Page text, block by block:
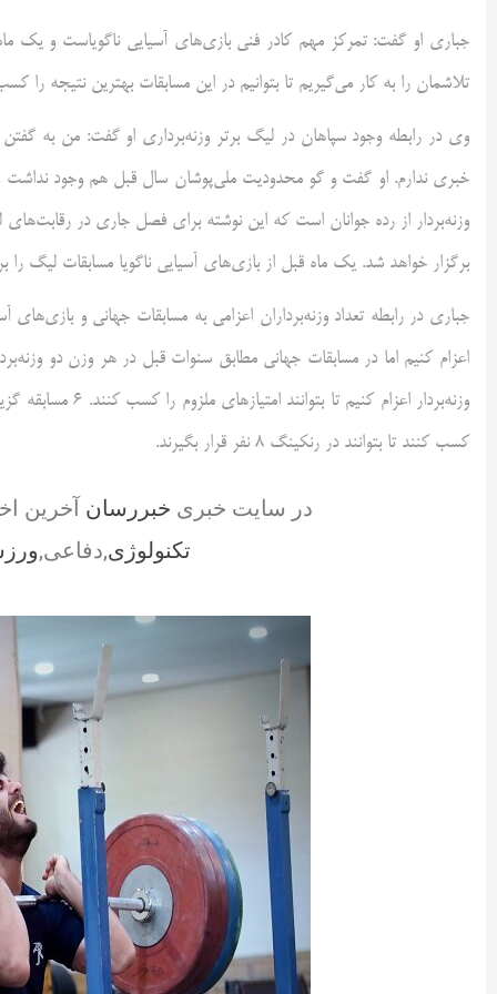
جباری او گفت: تمرکز مهم کادر فنی بازی‌های آسیایی ناگویاست و
تلاشمان را به کار می‌گیریم تا بتوانیم در این مسابقات بهترین نتیجه را
وی در رابطه وجود سپاهان در لیگ برتر وزنه‌برداری او گفت: من به
خبری ندارم. او گفت و گو محدودیت ملی‌پوشان سال قبل هم وجود نداشت
وزنه‌بردار از رده جوانان است که این نوشته برای فصل جاری در رقابت‌های
برگزار خواهد شد. یک ماه قبل از بازی‌های آسیایی ناگویا مسابقات لیگ
جباری در رابطه تعداد وزنه‌برداران اعزامی به مسابقات جهانی و بازی‌های
اعزام کنیم اما در مسابقات جهانی مطابق سنوات قبل در هر وزن دو
وزنه‌بردار اعزام
کسب کنند تا بتوانند در رنکینگ ۸ نفر قرار بگیرند.
در سایت خبری خبررسان آخرین
تکنولوژی,دفاعی,